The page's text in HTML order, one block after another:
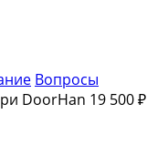
Вопросы
DoorHan 19 500 ₽